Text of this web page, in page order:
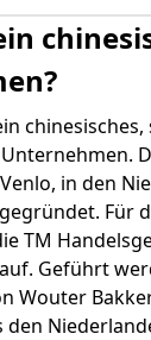
könnten.
- und
Fragen
in den
Für
TM
Geführt
Wouter
den